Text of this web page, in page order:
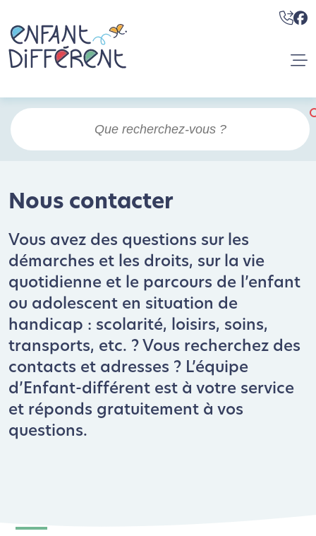
Nous contacter
Vous avez des questions sur les
démarches et les droits, sur la vie
quotidienne et le parcours de l’enfant
ou adolescent en situation de
handicap : scolarité, loisirs, soins,
transports, etc. ? Vous recherchez des
contacts et adresses ? L’équipe
d’Enfant-différent est à votre service
et réponds gratuitement à vos
questions.